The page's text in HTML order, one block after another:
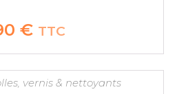
€ TTC
vernis & nettoyants